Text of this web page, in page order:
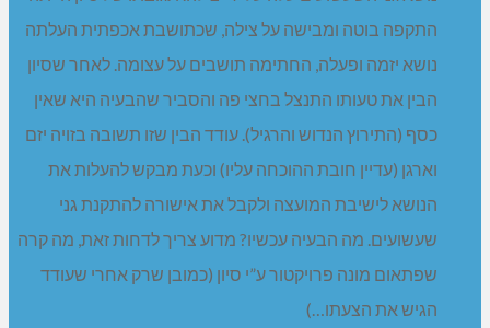
התקפה בוטה ומבישה על צילה, שכתושבת אכפתית העלתה
נושא יזמה ופעלה, החתימה תושבים על עצומה. לאחר שסיון
הבין את טעותו התנצל בחצי פה והסביר שהבעיה היא שאין
כסף (התירוץ הנדוש והרגיל). עודד הבין שזו תשובה בזויה יזם
וארגן (עדיין חובת ההוכחה עליו) וכעת מבקש להעלות את
הנושא לישיבת המועצה ולקבל את אישורה להתקנת גני
שעשועים. מה הבעיה עכשיו? מדוע צריך לדחות זאת, מה קרה
שפתאום מונה פרויקטור ע”י סיון (כמובן שרק אחרי שעודד
הגיש את הצעתו…)